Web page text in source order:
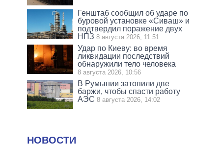
Генштаб сообщил об ударе по
буровой установке «Сиваш» и
подтвердил поражение двух
НПЗ 8 августа 2026, 11:51
Удар по Киеву: во время
ликвидации последствий
обнаружили тело человека
8 августа 2026, 10:56
В Румынии затопили две
баржи, чтобы спасти работу
АЭС 8 августа 2026, 14:02
НОВОСТИ